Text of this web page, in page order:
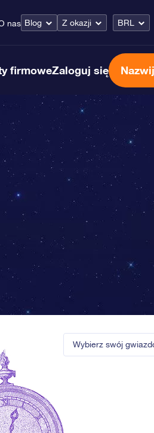
nas Blog Z okazji BRL
firmoweZaloguj się
Wybierz swój